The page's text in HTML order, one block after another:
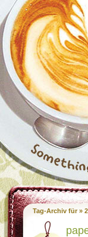
Tag-Archiv für »